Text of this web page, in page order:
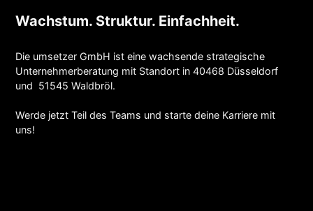
Wachstum. Struktur. Einfachheit.
Die umsetzer GmbH ist eine wachsende strategische
Unternehmerberatung mit Standort in 40468 Düsseldorf
und 51545 Waldbröl.
Werde jetzt Teil des Teams und starte deine Karriere mit
uns!